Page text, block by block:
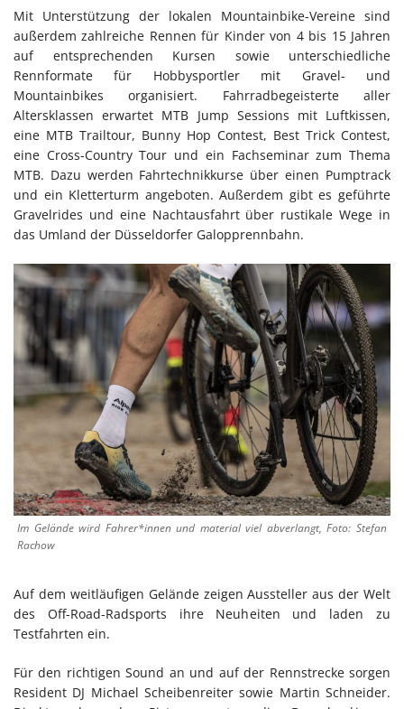
Mit Unterstützung der lokalen Mountainbike-Vereine sind
außerdem zahlreiche Rennen für Kinder von 4 bis 15 Jahren
auf entsprechenden Kursen sowie unterschiedliche
Rennformate für Hobbysportler mit Gravel- und
Mountainbikes organisiert. Fahrradbegeisterte aller
Altersklassen erwartet MTB Jump Sessions mit Luftkissen,
eine MTB Trailtour, Bunny Hop Contest, Best Trick Contest,
eine Cross-Country Tour und ein Fachseminar zum Thema
MTB. Dazu werden Fahrtechnikkurse über einen Pumptrack
und ein Kletterturm angeboten. Außerdem gibt es geführte
Gravelrides und eine Nachtausfahrt über rustikale Wege in
das Umland der Düsseldorfer Galopprennbahn.
Im Gelände wird Fahrer*innen und material viel abverlangt, Foto: Stefan
Rachow
Auf dem weitläufigen Gelände zeigen Aussteller aus der Welt
des Off-Road-Radsports ihre Neuheiten und laden zu
Testfahrten ein.
Für den richtigen Sound an und auf der Rennstrecke sorgen
Resident DJ Michael Scheibenreiter sowie Martin Schneider.